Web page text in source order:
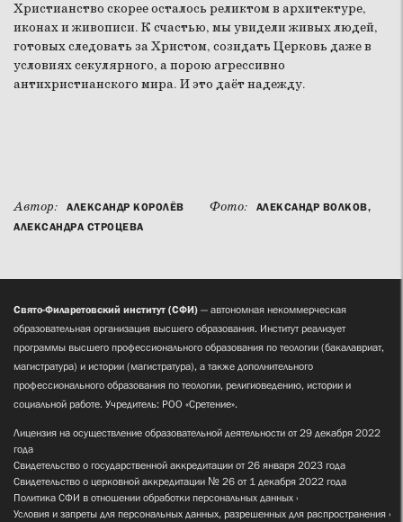
Христианство скорее осталось реликтом в архитектуре,
иконах и живописи. К счастью, мы увидели живых людей,
готовых следовать за Христом, созидать Церковь даже в
условиях секулярного, а порою агрессивно
антихристианского мира. И это даёт надежду.
Автор: АЛЕКСАНДР КОРОЛЁВ Фото:
АЛЕКСАНДР ВОЛКОВ,
АЛЕКСАНДРА СТРОЦЕВА
Свято-Филаретовский институт (СФИ) — автономная некоммерческая
образовательная организация высшего образования. Институт реализует
программы высшего профессионального образования по теологии (бакалавриат,
магистратура) и истории (магистратура), а также дополнительного
профессионального образования по теологии, религиоведению, истории и
социальной работе. Учредитель: РОО «Сретение».
Лицензия на осуществление образовательной деятельности от 29 декабря 2022
года
Свидетельство о государственной аккредитации от 26 января 2023 года
Свидетельство о церковной аккредитации № 26 от 1 декабря 2022 года
Политика СФИ в отношении обработки персональных данных
Условия и запреты для персональных данных, разрешенных для распространения